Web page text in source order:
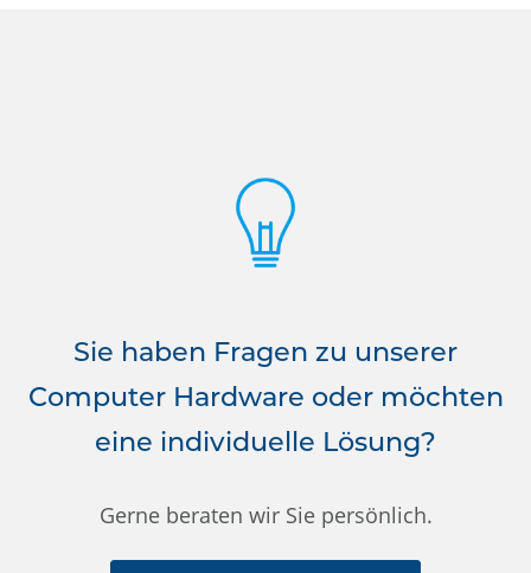
Sie haben Fragen zu unserer
Computer Hardware oder möchten
eine individuelle Lösung?
Gerne beraten wir Sie persönlich.